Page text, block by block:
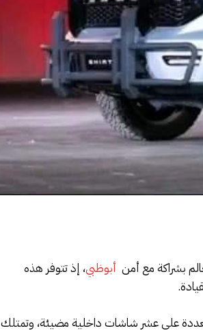
بشراكة مع أمن أبوظبي، إذ تتوفر هذه
على عشر شاشات داخلية مضيئة، وتمتلك